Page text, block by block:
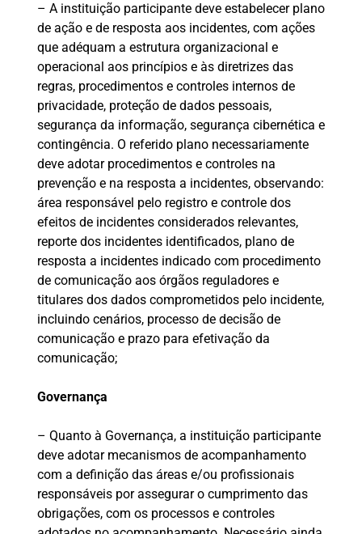
– A instituição participante deve estabelecer plano
de ação e de resposta aos incidentes, com ações
que adéquam a estrutura organizacional e
operacional aos princípios e às diretrizes das
regras, procedimentos e controles internos de
privacidade, proteção de dados pessoais,
segurança da informação, segurança cibernética e
contingência. O referido plano necessariamente
deve adotar procedimentos e controles na
prevenção e na resposta a incidentes, observando:
área responsável pelo registro e controle dos
efeitos de incidentes considerados relevantes,
reporte dos incidentes identificados, plano de
resposta a incidentes indicado com procedimento
de comunicação aos órgãos reguladores e
titulares dos dados comprometidos pelo incidente,
incluindo cenários, processo de decisão de
comunicação e prazo para efetivação da
comunicação;
Governança
– Quanto à Governança, a instituição participante
deve adotar mecanismos de acompanhamento
com a definição das áreas e/ou profissionais
responsáveis por assegurar o cumprimento das
obrigações, com os processos e controles